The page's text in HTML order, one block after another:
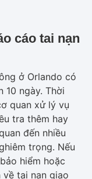
cáo tai nạn
ở Orlando có
10 ngày. Thời
quan xử lý vụ
tra thêm hay
đến nhiều
trọng. Nếu
hiểm hoặc
tai nạn giao